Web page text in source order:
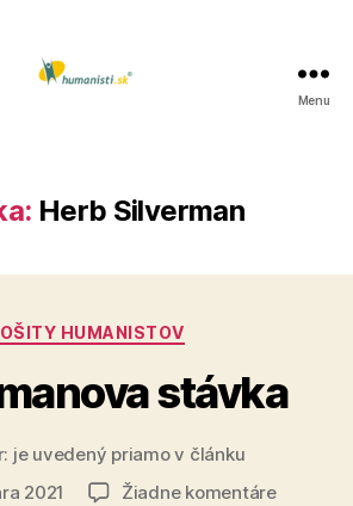
Menu
Herb Silverman
Kategórie
HUMANISTOV
stávka
je uvedený priamo v článku
2021 Žiadne komentárena